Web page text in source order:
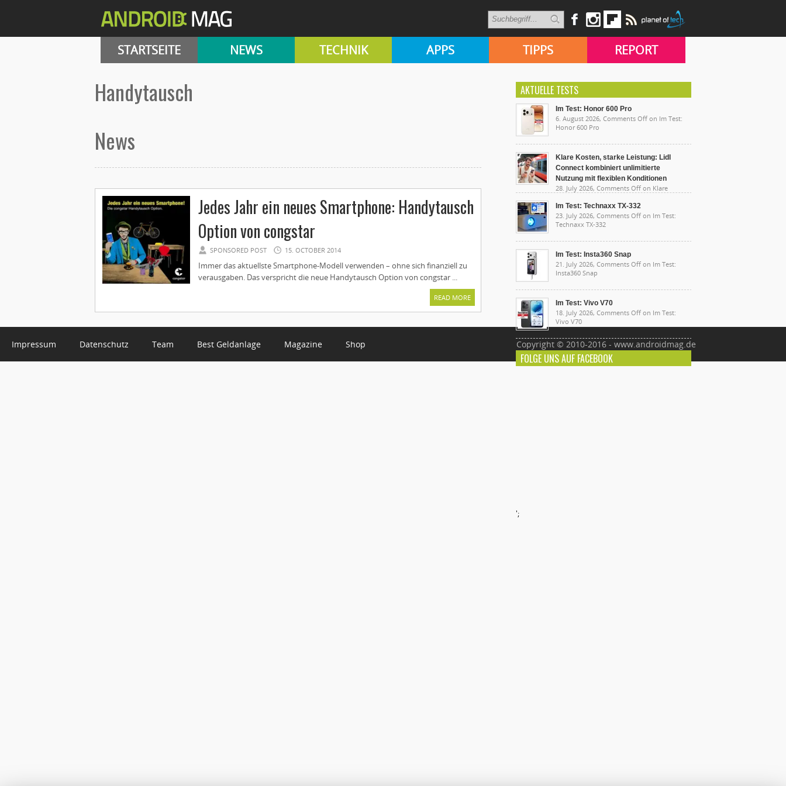
STARTSEITE NEWS TECHNIK APPS TIPPS REPORT
handytausch
News
Jedes Jahr ein neues Smartphone: Handytausch
Option von congstar
SPONSORED POST 15. OCTOBER 2014
Immer das aktuellste Smartphone-Modell verwenden – ohne sich finanziell zu
verausgaben. Das verspricht die neue Handytausch Option von congstar ...
READ MORE
AKTUELLE TESTS
Im Test: Honor 600 Pro
6. August 2026, Comments Off on Im Test:
Honor 600 Pro
Klare Kosten, starke Leistung: Lidl
Connect kombiniert unlimitierte
Nutzung mit flexiblen Konditionen
28. July 2026, Comments Off on Klare
unlimitierte Nutzung mit flexiblen Konditionen
Im Test: Technaxx TX-332
23. July 2026, Comments Off on Im Test:
Technaxx TX-332
Im Test: Insta360 Snap
21. July 2026, Comments Off on Im Test:
Insta360 Snap
Im Test: Vivo V70
18. July 2026, Comments Off on Im Test:
Vivo V70
FOLGE UNS AUF FACEBOOK
';
Impressum Datenschutz Team Best Geldanlage Magazine Shop Copyright © 2010-2016 - www.androidmag.de